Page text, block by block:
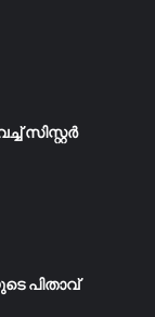
സിസ്റ്റർ
പിതാവ്